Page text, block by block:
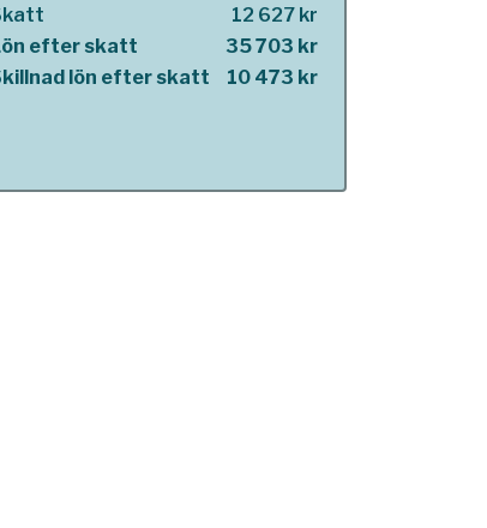
12 627 kr
efter skatt
35 703 kr
lön efter skatt
10 473 kr